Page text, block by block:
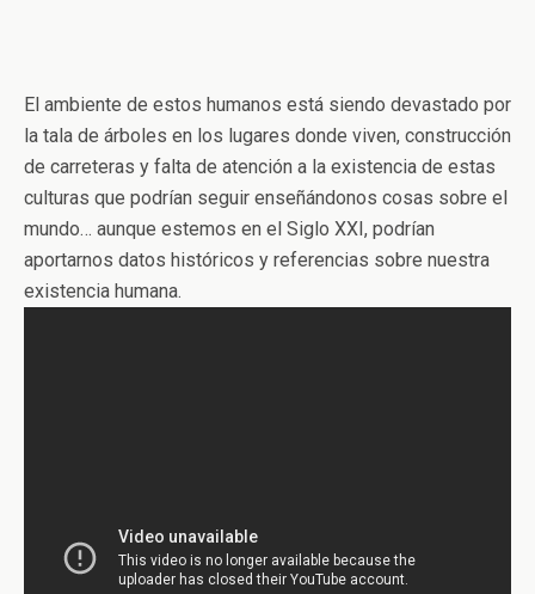
El ambiente de estos humanos está siendo devastado por
la tala de árboles en los lugares donde viven, construcción
de carreteras y falta de atención a la existencia de estas
culturas que podrían seguir enseñándonos cosas sobre el
mundo… aunque estemos en el Siglo XXI, podrían
aportarnos datos históricos y referencias sobre nuestra
existencia humana.